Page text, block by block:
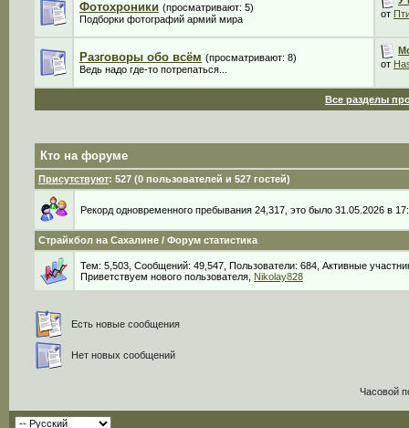
Фотохроники (просматривают: 5)
Подборки фотографий армий мира
от
Разговоры обо всём (просматривают: 8)
Ведь надо где-то потрепаться...
от
Все разделы
Кто на форуме
Присутствуют: 527 (0 пользователей и 527 гостей)
Рекорд одновременного пребывания 24,317, это было 31.05.2026 в
Страйкбол на Сахалине / Форум статистика
Тем: 5,503, Сообщений: 49,547, Пользователи: 684, Активные
Приветствуем нового пользователя, Nikolay828
Есть новые сообщения
Нет новых сообщений
Часовой